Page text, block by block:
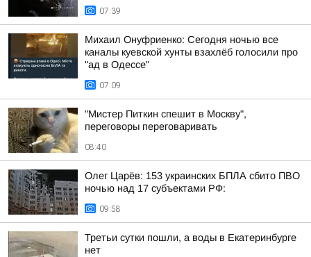
07:39
Михаил Онуфриенко: Сегодня ночью все
каналы куевской хунты взахлёб голосили про
"ад в Одессе"
07:09
"Мистер Питкин спешит в Москву",
переговоры переговаривать
08:40
Олег Царёв: 153 украинских БПЛА сбито ПВО
ночью над 17 субъектами РФ:
09:58
Третьи сутки пошли, а воды в Екатеринбурге
нет